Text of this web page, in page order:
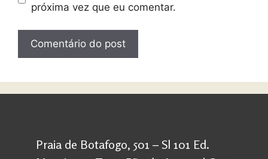
próxima vez que eu comentar.
Praia de Botafogo, 501 – Sl 101 Ed.